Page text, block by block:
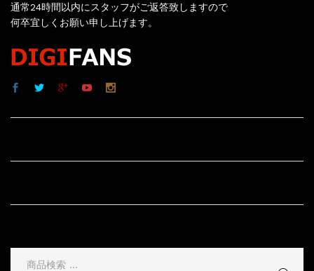
通常24時間以内にスタッフがご返答致しますので
何卒宜しくお願い申し上げます。
検